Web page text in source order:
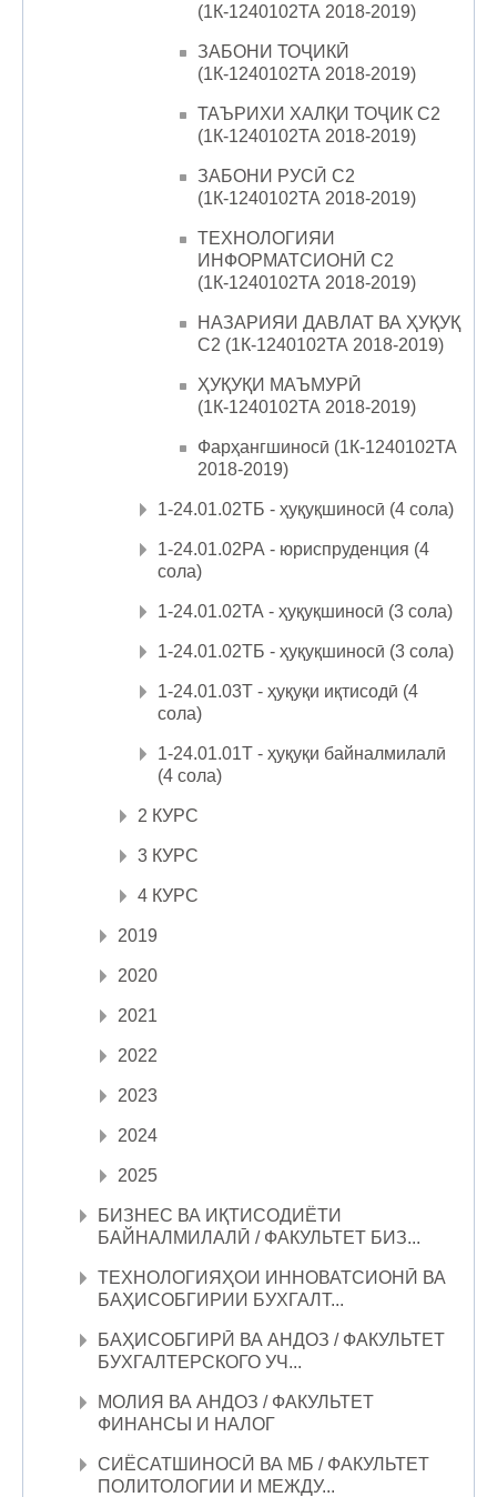
(1К-1240102ТА 2018-2019)
ЗАБОНИ ТОҶИКӢ
(1К-1240102ТА 2018-2019)
ТАЪРИХИ ХАЛҚИ ТОҶИК С2
(1К-1240102ТА 2018-2019)
ЗАБОНИ РУСӢ С2
(1К-1240102ТА 2018-2019)
ТЕХНОЛОГИЯИ
ИНФОРМАТСИОНӢ С2
(1К-1240102ТА 2018-2019)
НАЗАРИЯИ ДАВЛАТ ВА ҲУҚУҚ
С2 (1К-1240102ТА 2018-2019)
ҲУҚУҚИ МАЪМУРӢ
(1К-1240102ТА 2018-2019)
Фарҳангшиносӣ (1К-1240102ТА
2018-2019)
1-24.01.02ТБ - ҳуқуқшиносӣ (4 сола)
1-24.01.02РА - юриспруденция (4
сола)
1-24.01.02ТА - ҳуқуқшиносӣ (3 сола)
1-24.01.02ТБ - ҳуқуқшиносӣ (3 сола)
1-24.01.03Т - ҳуқуқи иқтисодӣ (4
сола)
1-24.01.01Т - ҳуқуқи байналмилалӣ
(4 сола)
2 КУРС
3 КУРС
4 КУРС
2019
2020
2021
2022
2023
2024
2025
БИЗНЕС ВА ИҚТИСОДИЁТИ
БАЙНАЛМИЛАЛӢ / ФАКУЛЬТЕТ БИЗ...
ТЕХНОЛОГИЯҲОИ ИННОВАТСИОНӢ ВА
БАҲИСОБГИРИИ БУХГАЛТ...
БАҲИСОБГИРӢ ВА АНДОЗ / ФАКУЛЬТЕТ
БУХГАЛТЕРСКОГО УЧ...
МОЛИЯ ВА АНДОЗ / ФАКУЛЬТЕТ
ФИНАНСЫ И НАЛОГ
СИЁСАТШИНОСӢ ВА МБ / ФАКУЛЬТЕТ
ПОЛИТОЛОГИИ И МЕЖДУ...